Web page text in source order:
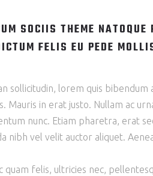
SOCIIS THEME
FELIS EU PEDE
sollicitudin, lorem quis bibendum
Mauris in erat justo. Nullam ac
nunc. Etiam pharetra, erat
nibh vel velit auctor aliquet.
quam felis, ultricies nec,